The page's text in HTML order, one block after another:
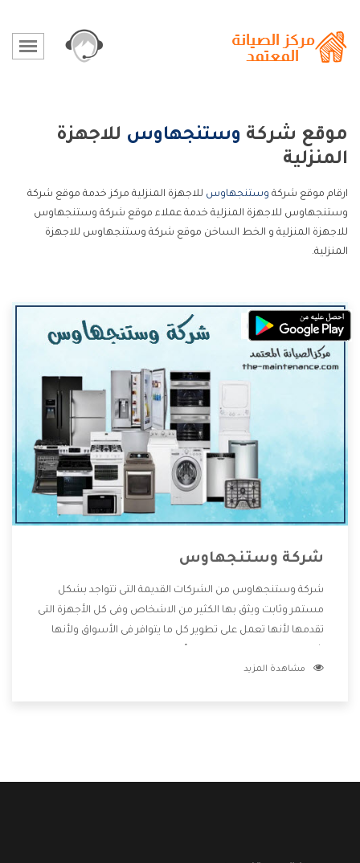
موقع شركة وستنجهاوس للاجهزة
المنزلية
ارقام موقع شركة وستنجهاوس للاجهزة المنزلية مركز خدمة موقع شركة
وستنجهاوس للاجهزة المنزلية خدمة عملاء موقع شركة وستنجهاوس
للاجهزة المنزلية و الخط الساخن موقع شركة وستنجهاوس للاجهزة
المنزلية.
شركة وستنجهاوس
شركة وستنجهاوس من الشركات القديمة التى تتواجد بشكل
مستمر وثابت ويثق بها الكثير من الاشخاص وفى كل الأجهزة التى
تقدمها لأنها تعمل على تطوير كل ما يتوافر فى الأسواق ولأنها
المنتجات وتقدم للعملاء أقوى العروض والخصومات التى تسهل
مشاهدة المزيد